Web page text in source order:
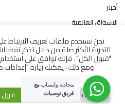
أخبار
الاسواق العالمية
الاسواق العربية
العملات
الفوركس
الأسهم
نحن نستخدم ملفات تعريف الارتباط
التجربة الأكثر صلة من خلال تذكر
"قبول الكل" ، فإنك توافق على
ومع ذلك ، يمكنك زيارة "إعدادات
إعدادات ملفات تعريف الارتباط قبول
محادثة واتساب مع
فريق توصيات